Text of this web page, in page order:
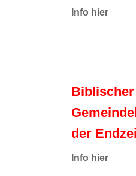
nfo hier
Biblischer
der
Info hier